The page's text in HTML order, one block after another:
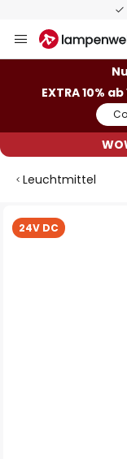
Inhalt
EXTRA 10%
Leuchtmittel
24V DC
Zum
Ende